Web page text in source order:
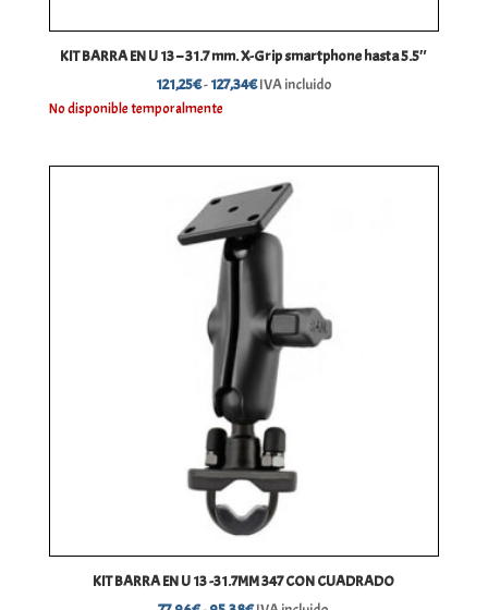
KIT BARRA EN U 13 – 31.7 mm. X-Grip smartphone hasta 5.5″
121,25€-127,34€Rango
121,25€
hasta
127,34€
IVA incluido
No disponible temporalmente
KIT BARRA EN U 13 -31.7MM 347 CON CUADRADO